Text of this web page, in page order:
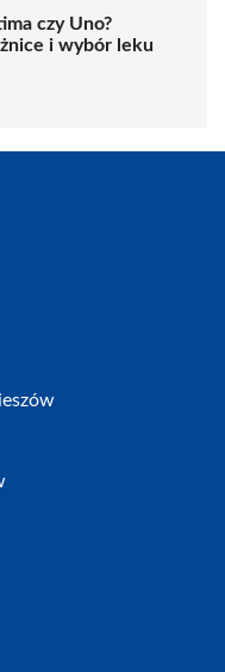
czy Uno?
i wybór leku